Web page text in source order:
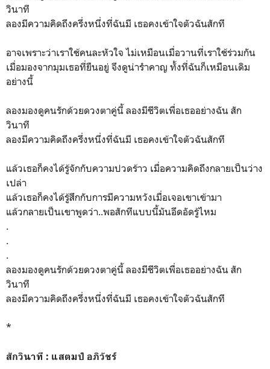
วินาที
ลองมีความคิดถึงครึ่งหนึ่งที่ฉันมี เธอคงเข้าใจตัวฉันสักที
อาจเพราะว่าเราใช้คนละหัวใจ ไม่เหมือนเมื่อวานที่เราใช้ร่วมกัน
เมื่อมองจากมุมเธอที่ยืนอยู่ จึงดูน่ารำคาญ ทั้งที่ฉันก็เหมือนเดิม
อย่างนี้
ลองมองดูคนรักด้วยดวงตาคู่นี้ ลองมีชีวิตเพื่อเธออย่างฉัน สัก
วินาที
ลองมีความคิดถึงครึ่งหนึ่งที่ฉันมี เธอคงเข้าใจตัวฉันสักที
แล้วเธอก็คงได้รู้จักกับความปวดร้าว เมื่อความคิดถึงกลายเป็นว่าง
เปล่า
แล้วเธอก็คงได้รู้สึกกับการมีความหวังเมื่อเจอเขาเข้ามา
แล้วกลายเป็นเขาพูดว่า..พอสักทีแบบนี้มันอึดอัดรู้ไหม
.
.
.
ลองมองดูคนรักด้วยดวงตาคู่นี้ ลองมีชีวิตเพื่อเธออย่างฉัน สัก
วินาที
ลองมีความคิดถึงครึ่งหนึ่งที่ฉันมี เธอคงเข้าใจตัวฉันสักที
*
สักวินาที : แสตมป์ อภิวัชร์